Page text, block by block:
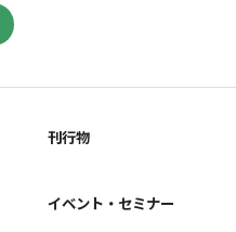
刊行物
イベント・セミナー